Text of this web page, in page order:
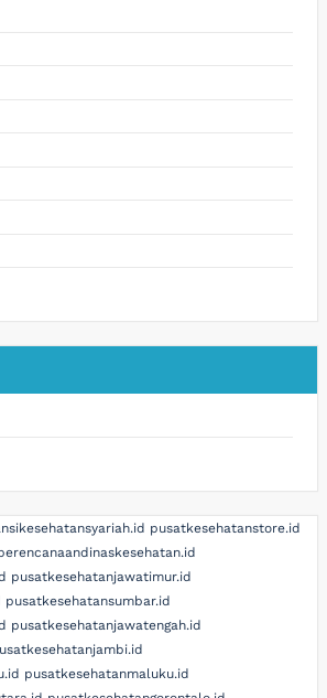
pusatkesehatanstore.id
pusatkesehatanjawatimur.id
pusatkesehatansumbar.id
pusatkesehatanjawatengah.id
pusatkesehatanmaluku.id